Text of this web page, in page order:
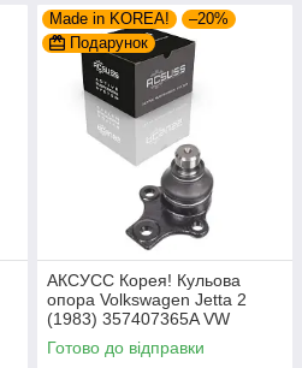
Made in KOREA!
–20%
Подарунок
AКСУСС Корея! Кульова
опора Volkswagen Jetta 2
(1983) 357407365A VW
Джетта 2. Aксусс Корея -
Оригинал!
Готово до відправки